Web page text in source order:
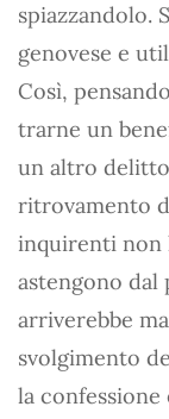
spiazzandolo.
genovese e
Così,
trarne un
un altro
ritrovamento
inquirenti non
astengono
arriverebbe
svolgimento
la confessione